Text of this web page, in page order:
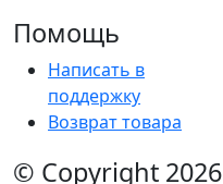
Помощь
Написать в
поддержку
Возврат товара
© Copyright 2026